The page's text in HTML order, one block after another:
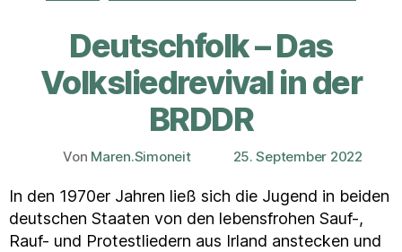
Deutschfolk – Das
Volksliedrevival in der
BRDDR
Beitragsautor
Von Maren.Simoneit Veröffentlichungsdatum
25. September 2022
In den 1970er Jahren ließ sich die Jugend in beiden
deutschen Staaten von den lebensfrohen Sauf-,
Rauf- und Protestliedern aus Irland anstecken und